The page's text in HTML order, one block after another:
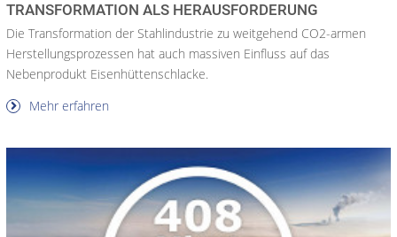
TRANSFORMATION ALS HERAUSFORDERUNG
Die Transformation der Stahlindustrie zu weitgehend CO2-armen
Herstellungsprozessen hat auch massiven Einfluss auf das
Nebenprodukt Eisenhüttenschlacke.
Mehr erfahren